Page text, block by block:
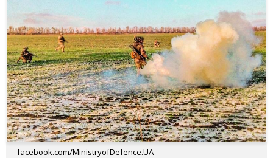
facebook.com/MinistryofDefence.UA